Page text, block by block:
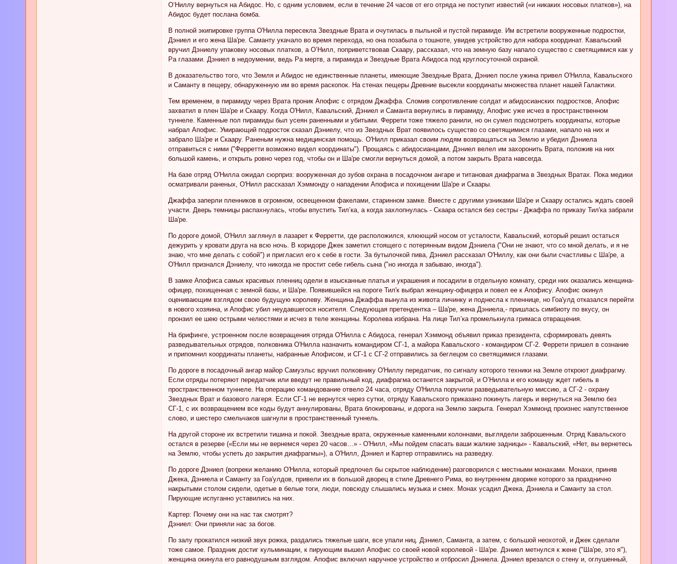
О‘Ниллу вернуться на Абидос. Но, с одним условием, если в течение 24 часов от его отряда не поступит известий («и никаких носовых платков»), на
Абидос будет послана бомба.
В полной экипировке группа О'Нилла пересекла Звездные Врата и очутилась в пыльной и пустой пирамиде. Им встретили вооруженные подростки,
Дэниел и его жена Ша'ре. Саманту укачало во время перехода, но она позабыла о тошноте, увидев устройство для набора координат. Кавальский
вручил Дэниелу упаковку носовых платков, а О’Нилл, поприветствовав Скаару, рассказал, что на земную базу напало существо с светящимися как у
Ра глазами. Дэниел в недоумении, ведь Ра мертв, а пирамида и Звездные Врата Абидоса под круглосуточной охраной.
В доказательство того, что Земля и Абидос не единственные планеты, имеющие Звездные Врата, Дэниел после ужина привел О'Нилла, Кавальского
и Саманту в пещеру, обнаруженную им во время раскопок. На стенах пещеры Древние высекли координаты множества планет нашей Галактики.
Тем временем, в пирамиду через Врата проник Апофис с отрядом Джаффа. Сломив сопротивление солдат и абидосианских подростков, Апофис
захватил в плен Ша'ре и Скаару. Когда О'Нилл, Кавальский, Дэниел и Саманта вернулись в пирамиду, Апофис уже исчез в пространственном
туннеле. Каменные пол пирамиды был усеян раненными и убитыми. Феррети тоже тяжело ранили, но он сумел подсмотреть координаты, которые
набрал Апофис. Умирающий подросток сказал Дэниелу, что из Звездных Врат появилось существо со светящимися глазами, напало на них и
забрало Ша'ре и Скаару. Раненым нужна медицинская помощь. О'Нилл приказал своим людям возвращаться на Землю и убедил Дэниела
отправиться с ними ("Ферретти возможно видел координаты"). Прощаясь с абидосианцами, Дэниел велел им захоронить Врата, положив на них
большой камень, и открыть ровно через год, чтобы он и Ша'ре смогли вернуться домой, а потом закрыть Врата навсегда.
На базе отряд О'Нилла ожидал сюрприз: вооруженная до зубов охрана в посадочном ангаре и титановая диафрагма в Звездных Вратах. Пока медики
осматривали раненых, О'Нилл рассказал Хэммонду о нападении Апофиса и похищении Ша'ре и Скаары.
Джаффа заперли пленников в огромном, освещенном факелами, старинном замке. Вместе с другими узниками Ша'ре и Скаару остались ждать своей
участи. Дверь темницы распахнулась, чтобы впустить Тил’ка, а когда захлопнулась - Скаара остался без сестры - Джаффа по приказу Тил'ка забрали
Ша'ре.
По дороге домой, О'Нилл заглянул в лазарет к Ферретти, где расположился, клюющий носом от усталости, Кавальский, который решил остаться
дежурить у кровати друга на всю ночь. В коридоре Джек заметил стоящего с потерянным видом Дэниела ("Они не знают, что со мной делать, и я не
знаю, что мне делать с собой") и пригласил его к себе в гости. За бутылочкой пива, Дэниел рассказал О'Ниллу, как они были счастливы с Ша'ре, а
О'Нилл признался Дэниелу, что никогда не простит себе гибель сына ("но иногда я забываю, иногда").
В замке Апофиса самых красивых пленниц одели в изысканные платья и украшения и посадили в отдельную комнату, среди них оказались женщина-
офицер, похищенная с земной базы, и Ша'ре. Появившейся на пороге Тил'к выбрал женщину-офицера и повел ее к Апофису. Апофис окинул
оценивающим взглядом свою будущую королеву. Женщина Джаффа вынула из живота личинку и поднесла к пленнице, но Гоа'улд отказался перейти
в нового хозяина, и Апофис убил неудавшегося носителя. Следующая претендентка – Ша'ре, жена Дэниела,- пришлась симбиоту по вкусу, он
пронзил ее шею острыми челюстями и исчез в теле женщины. Королева избрана. На лице Тил’ка промелькнула гримаса отвращения.
На брифинге, устроенном после возвращения отряда О'Нилла с Абидоса, генерал Хэммонд объявил приказ президента, сформировать девять
разведывательных отрядов, полковника О'Нилла назначить командиром СГ-1, а майора Кавальского - командиром СГ-2. Феррети пришел в сознание
и припомнил координаты планеты, набранные Апофисом, и СГ-1 с СГ-2 отправились за беглецом со светящимися глазами.
По дороге в посадочный ангар майор Самуэльс вручил полковнику О'Ниллу передатчик, по сигналу которого техники на Земле откроют диафрагму.
Если отряды потеряют передатчик или введут не правильный код, диафрагма останется закрытой, и О’Нилла и его команду ждет гибель в
пространственном туннеле. На операцию командование отвело 24 часа, отряду О'Нилла поручили разведывательную миссию, а СГ-2 - охрану
Звездных Врат и базового лагеря. Если СГ-1 не вернутся через сутки, отряду Кавальского приказано покинуть лагерь и вернуться на Землю без
СГ-1, с их возвращением все коды будут аннулированы, Врата блокированы, и дорога на Землю закрыта. Генерал Хэммонд произнес напутственное
слово, и шестеро смельчаков шагнули в пространственный туннель.
На другой стороне их встретили тишина и покой. Звездные врата, окруженные каменными колоннами, выглядели заброшенным. Отряд Кавальского
остался в резерве («Если мы не вернемся через 20 часов…» - О'Нилл, «Мы пойдем спасать ваши жалкие задницы» - Кавальский, «Нет, вы вернетесь
на Землю, чтобы успеть до закрытия диафрагмы»), а О'Нилл, Дэниел и Картер отправились на разведку.
По дороге Дэниел (вопреки желанию О'Нилла, который предпочел бы скрытое наблюдение) разговорился с местными монахами. Монахи, приняв
Джека, Дэниела и Саманту за Гоа'улдов, привели их в большой дворец в стиле Древнего Рима, во внутреннем дворике которого за празднично
накрытыми столом сидели, одетые в белые тоги, люди, повсюду слышались музыка и смех. Монах усадил Джека, Дэниела и Саманту за стол.
Пирующие испуганно уставились на них.
Картер: Почему они на нас так смотрят?
Дэниел: Они приняли нас за богов.
По залу прокатился низкий звук рожка, раздались тяжелые шаги, все упали ниц. Дэниел, Саманта, а затем, с большой неохотой, и Джек сделали
тоже самое. Праздник достиг кульминации, к пирующим вышел Апофис со своей новой королевой - Ша'ре. Дэниел метнулся к жене ("Ша'ре, это я"),
женщина окинула его равнодушным взглядом. Апофис включил наручное устройство и отбросил Дэниела. Дэниел врезался о стену и, оглушенный,